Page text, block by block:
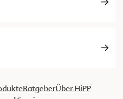
RatgeberÜber HiPP